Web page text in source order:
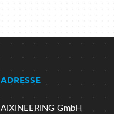
ADRESSE
AIXINEERING GmbH